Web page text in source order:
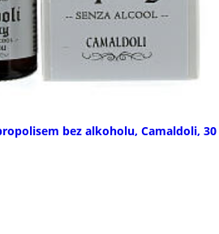
bez alkoholu, Camaldoli,